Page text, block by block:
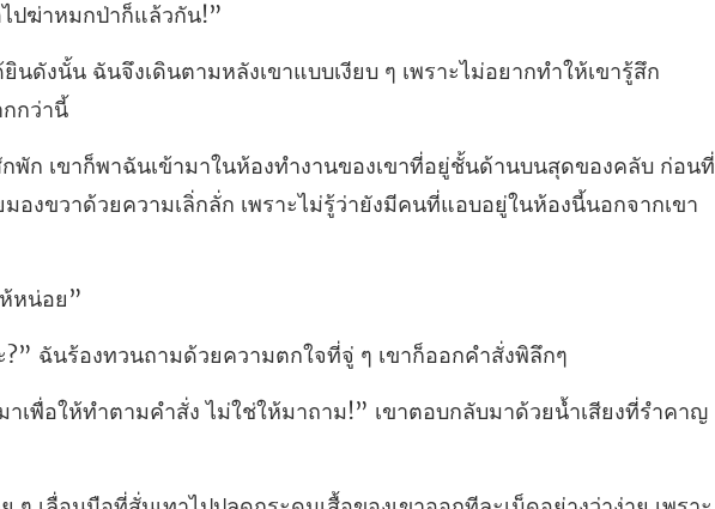
ปฆ่าหมกป
เดินตามหลังเขาแบบเงียบ ๆ เพราะไม่อย
ั้นด้านบนสุดของคลับ ก่อนที่
องขวาด้วยความเลิ่กลั
วนถามด้วยความตกใจที่จู
ั่ง ไม่ใช่ให้มาถาม!” เขาตอบกลับ